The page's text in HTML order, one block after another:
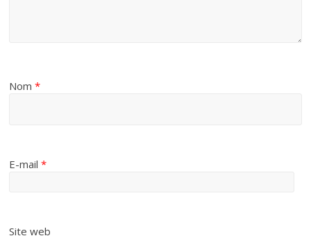
Nom*
E-mail*
Site web